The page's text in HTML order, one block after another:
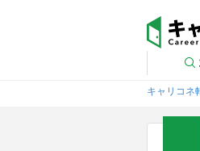
キャリコネ